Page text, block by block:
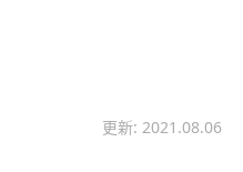
更新: 2021.08.06